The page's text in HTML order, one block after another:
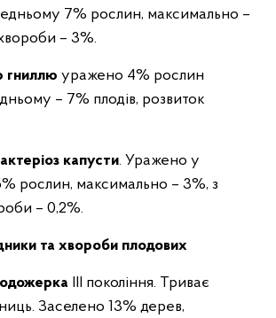
7% рослин, максимально –
– 3%.
гниллю уражено 4% рослин
– 7% плодів, розвиток
капусти. Уражено у
рослин, максимально – 3%, з
– 0,2%.
та хвороби плодових
ІІІ покоління. Триває
Заселено 13% дерев,